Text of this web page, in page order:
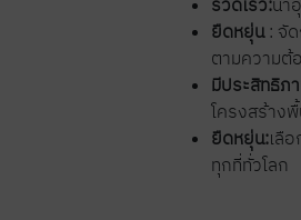
รวดเร็ว:นำ
ยืดหยุ่น: จัด
ตามความต้
มีประสิทธิภ
โครงสร้าง
ยืดหยุ่น:เลื
ทุกที่ทั่วโลก